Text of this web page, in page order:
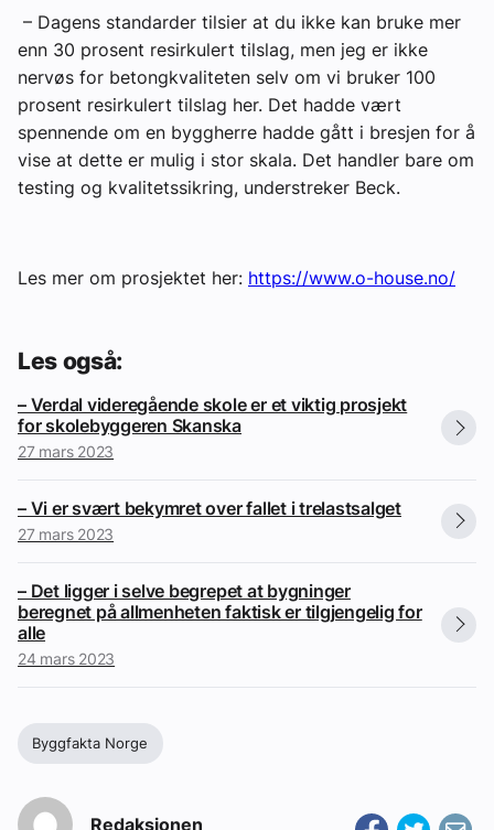
– Dagens standarder tilsier at du ikke kan bruke mer
enn 30 prosent resirkulert tilslag, men jeg er ikke
nervøs for betongkvaliteten selv om vi bruker 100
prosent resirkulert tilslag her. Det hadde vært
spennende om en byggherre hadde gått i bresjen for å
vise at dette er mulig i stor skala. Det handler bare om
testing og kvalitetssikring, understreker Beck.
Les mer om prosjektet her: https://www.o-house.no/
Les også:
– Verdal videregående skole er et viktig prosjekt
for skolebyggeren Skanska
27 mars 2023
– Vi er svært bekymret over fallet i trelastsalget
27 mars 2023
– Det ligger i selve begrepet at bygninger
beregnet på allmenheten faktisk er tilgjengelig for
alle
24 mars 2023
Byggfakta Norge
Redaksjonen